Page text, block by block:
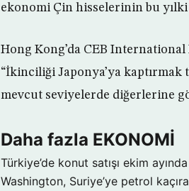
ekonomi Çin hisselerinin bu
Hong Kong’da CEB
“İkinciliği Japonya’ya kaptırmak
mevcut seviyelerde diğerlerine
Daha fazla EKONOMİ
Türkiye’de konut satışı ekim
Washington, Suriye’ye petrol